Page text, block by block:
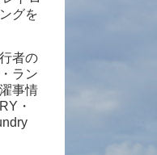
グを
者の
ラン
事情
・